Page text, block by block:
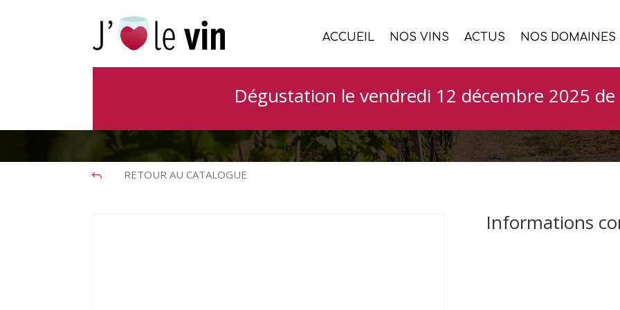
ACCUEIL NOS VINS ACTUS NOS DOMAINES
Dégustation le vendredi 12 décembre 2025 de
Domaine de la Portelette
J RETOUR AU CATALOGUE
Informations